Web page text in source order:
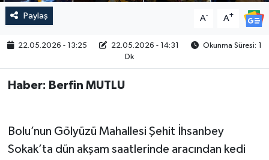
Paylaş A- A+
22.05.2026 - 13:25 22.05.2026 - 14:31
Okunma Süresi: 1
Dk
Haber: Berfin MUTLU
Bolu’nun Gölyüzü Mahallesi Şehit İhsanbey
Sokak’ta dün akşam saatlerinde aracından kedi